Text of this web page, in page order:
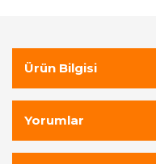
Ürün Bilgisi
Yorumlar